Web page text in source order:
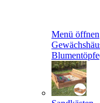
Menü öffnen
Blumentöpfe